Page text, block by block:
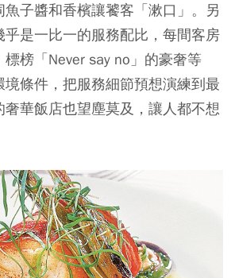
子醬和香檳讓饕客「漱口」。另
是一比一的服務配比，每間客房
標榜「Never say no」的豪奢等
條件，把服務細節預想演練到最
奢華飯店也望塵莫及，讓人都不想